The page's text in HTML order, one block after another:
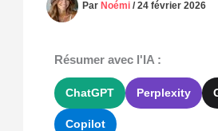
ParNoémi/24 février 2026
Résumer avec l'IA :
ChatGPT Perplexity
Copilot